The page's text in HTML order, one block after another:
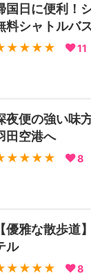
国日に便利！
料シャトルバ
11
夜便の強い味
田空港へ
8
【優雅な散歩道
ル
8